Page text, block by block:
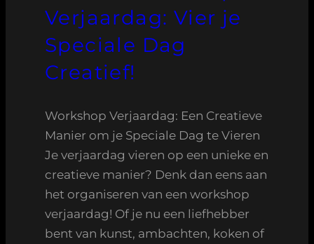
Verjaardag: Vier je
Speciale Dag
Creatief!
Workshop Verjaardag: Een Creatieve
Manier om je Speciale Dag te Vieren
Je verjaardag vieren op een unieke en
creatieve manier? Denk dan eens aan
het organiseren van een workshop
verjaardag! Of je nu een liefhebber
bent van kunst, ambachten, koken of